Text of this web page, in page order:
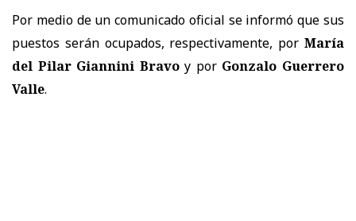
Por medio de un comunicado oficial se informó que sus
puestos serán ocupados, respectivamente, por María
del Pilar Giannini Bravoy por Gonzalo Guerrero
Valle.